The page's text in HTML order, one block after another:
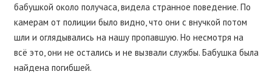
бабушкой около получаса, видела странное поведение. По
камерам от полиции было видно, что они с внучкой потом
шли и оглядывались на нашу пропавшую. Но несмотря на
всё это, они не остались и не вызвали службы. Бабушка была
найдена погибшей.